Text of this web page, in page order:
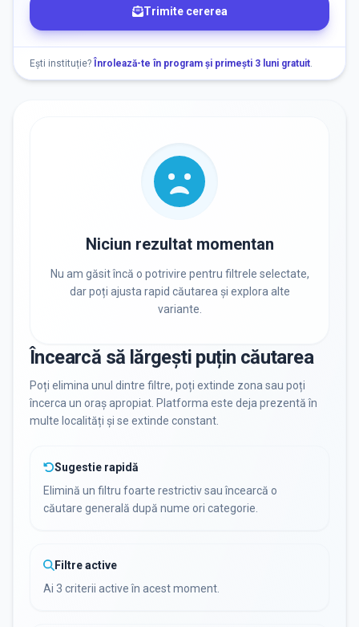
Nu există informații despre locuri libere
Resetează filtrele
Trimite cererea
Ești instituție? Înrolează-te în program și primești 3 luni gratuit.
Niciun rezultat momentan
Nu am găsit încă o potrivire pentru filtrele selectate,
dar poți ajusta rapid căutarea și explora alte
variante.
Încearcă să lărgești puțin căutarea
Poți elimina unul dintre filtre, poți extinde zona sau poți
încerca un oraș apropiat. Platforma este deja prezentă în
multe localități și se extinde constant.
Sugestie rapidă
Elimină un filtru foarte restrictiv sau încearcă o
căutare generală după nume ori categorie.
Filtre active
Ai 3 criterii active în acest moment.